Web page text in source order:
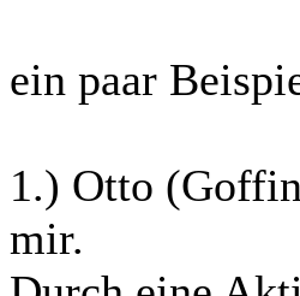
ein paar
1.) Otto
mir.